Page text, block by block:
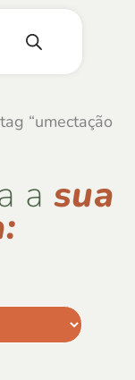
“umectação
a sua